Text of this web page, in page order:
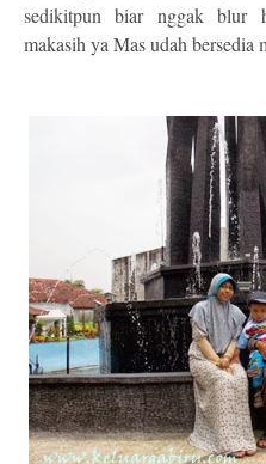
sedikitpun biar nggak blur
makasih ya Mas udah bersedia